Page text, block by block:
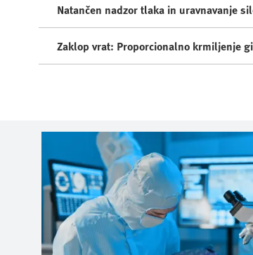
Natančen nadzor tlaka in uravnavanje
Zaklop vrat: Proporcionalno krmiljenje